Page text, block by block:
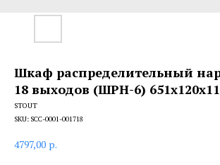
Шкаф распределительный
18 выходов (ШРН-6)
STOUT
SKU: SCC-0001-001718
4797,00 р.